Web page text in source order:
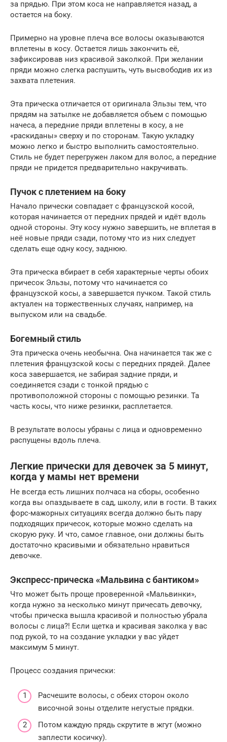
за прядью. При этом коса не направляется назад, а
остается на боку.
Примерно на уровне плеча все волосы оказываются
вплетены в косу. Остается лишь закончить её,
зафиксировав низ красивой заколкой. При желании
пряди можно слегка распушить, чуть высвободив их из
захвата плетения.
Эта прическа отличается от оригинала Эльзы тем, что
прядям на затылке не добавляется объем с помощью
начеса, а передние пряди вплетены в косу, а не
«раскиданы» сверху и по сторонам. Такую укладку
можно легко и быстро выполнить самостоятельно.
Стиль не будет перегружен лаком для волос, а передние
пряди не придется предварительно накручивать.
Пучок с плетением на боку
Начало прически совпадает с французской косой,
которая начинается от передних прядей и идёт вдоль
одной стороны. Эту косу нужно завершить, не вплетая в
неё новые пряди сзади, потому что из них следует
сделать еще одну косу, заднюю.
Эта прическа вбирает в себя характерные черты обоих
причесок Эльзы, потому что начинается со
французской косы, а завершается пучком. Такой стиль
актуален на торжественных случаях, например, на
выпуском или на свадьбе.
Богемный стиль
Эта прическа очень необычна. Она начинается так же с
плетения французской косы с передних прядей. Далее
коса завершается, не забирая задние пряди, и
соединяется сзади с тонкой прядью с
противоположной стороны с помощью резинки. Та
часть косы, что ниже резинки, расплетается.
В результате волосы убраны с лица и одновременно
распущены вдоль плеча.
Легкие прически для девочек за 5 минут,
когда у мамы нет времени
Не всегда есть лишних полчаса на сборы, особенно
когда вы опаздываете в сад, школу, или в гости. В таких
форс-мажорных ситуациях всегда должно быть пару
подходящих причесок, которые можно сделать на
скорую руку. И что, самое главное, они должны быть
достаточно красивыми и обязательно нравиться
девочке.
Экспресс-прическа «Мальвина с бантиком»
Что может быть проще проверенной «Мальвинки»,
когда нужно за несколько минут причесать девочку,
чтобы прическа вышла красивой и полностью убрала
волосы с лица?! Если щетка и красивая заколка у вас
под рукой, то на создание укладки у вас уйдет
максимум 5 минут.
Процесс создания прически:
Расчешите волосы, с обеих сторон около
височной зоны отделите негустые прядки.
Потом каждую прядь скрутите в жгут (можно
заплести косичку).